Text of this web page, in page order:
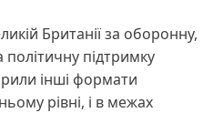
Британії за оборонну,
політичну підтримку
інші формати
рівні, і в межах